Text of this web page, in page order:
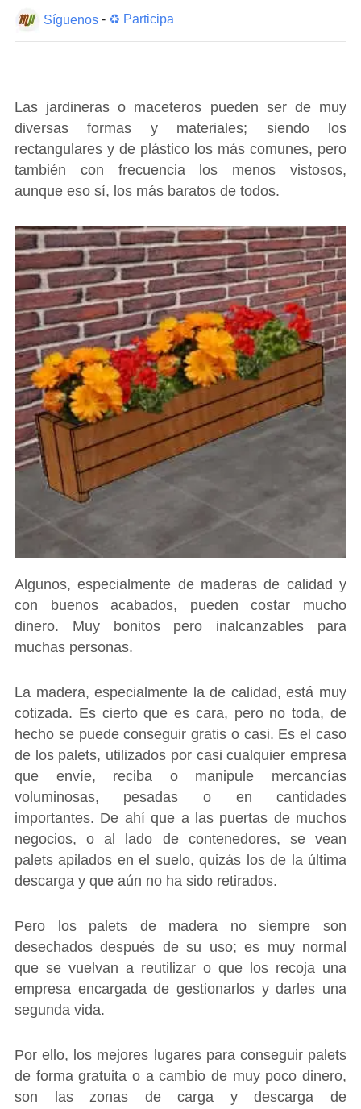
Síguenos- ♻ Participa
Las jardineras o maceteros pueden ser de muy
diversas formas y materiales; siendo los
rectangulares y de plástico los más comunes, pero
también con frecuencia los menos vistosos,
aunque eso sí, los más baratos de todos.
Algunos, especialmente de maderas de calidad y
con buenos acabados, pueden costar mucho
dinero. Muy bonitos pero inalcanzables para
muchas personas.
La madera, especialmente la de calidad, está muy
cotizada. Es cierto que es cara, pero no toda, de
hecho se puede conseguir gratis o casi. Es el caso
de los palets, utilizados por casi cualquier empresa
que envíe, reciba o manipule mercancías
voluminosas, pesadas o en cantidades
importantes. De ahí que a las puertas de muchos
negocios, o al lado de contenedores, se vean
palets apilados en el suelo, quizás los de la última
descarga y que aún no ha sido retirados.
Pero los palets de madera no siempre son
desechados después de su uso; es muy normal
que se vuelvan a reutilizar o que los recoja una
empresa encargada de gestionarlos y darles una
segunda vida.
Por ello, los mejores lugares para conseguir palets
de forma gratuita o a cambio de muy poco dinero,
son las zonas de carga y descarga de